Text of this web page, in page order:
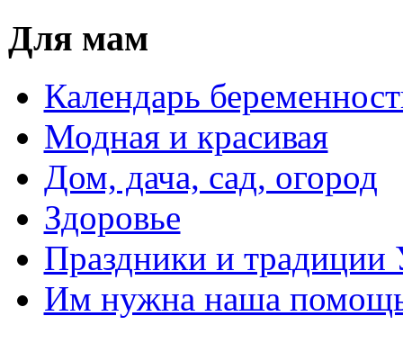
Для мам
Календарь
Модная и красивая
Дом, дача, сад, огород
Здоровье
Праздники и традиции
Им нужна наша